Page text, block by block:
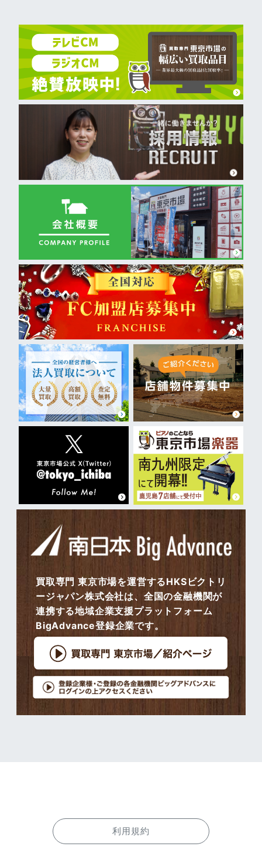
買取専門 東京市場を運営するHKSビクトリ
ージャパン株式会社は、全国の金融機関が
連携する地域企業支援プラットフォーム
BigAdvance登録企業です。
利用規約